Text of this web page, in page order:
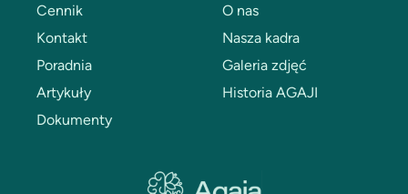
O nas
Nasza kadra
Galeria zdjęć
Historia AGAJI
Cennik
Kontakt
Poradnia
Artykuły
Dokumenty